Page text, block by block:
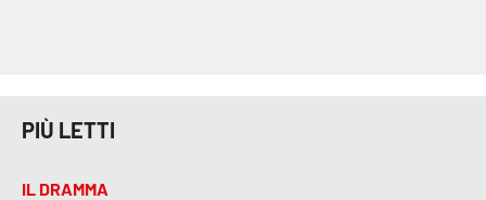
PIÙ LETTI
IL DRAMMA